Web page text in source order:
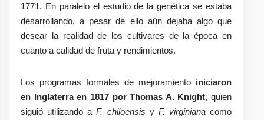
1771. En paralelo el estudio de la genética se estaba
desarrollando, a pesar de ello aún dejaba algo que
desear la realidad de los cultivares de la época en
cuanto a calidad de fruta y rendimientos.
Los programas formales de mejoramiento iniciaron
en Inglaterra en 1817 por Thomas A. Knight, quien
siguió utilizando aF. chiloensis y F. virginianacomo